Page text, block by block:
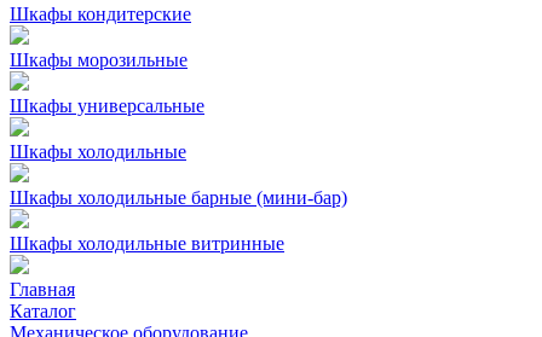
Шкафы кондитерские
Шкафы морозильные
Шкафы универсальные
Шкафы холодильные
Шкафы холодильные барные (мини-бар)
Шкафы холодильные витринные
Главная
Каталог
Механическое оборудование